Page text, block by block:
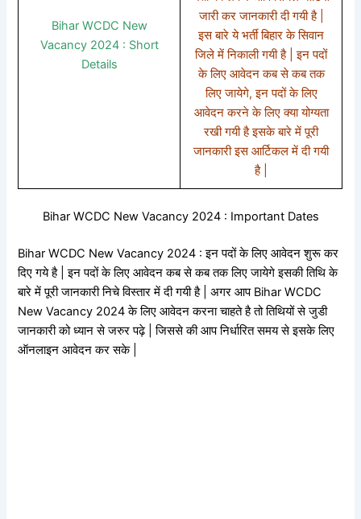
Bihar WCDC New
Vacancy 2024 : Short
Details
जारी कर जानकारी दी गयी है |
इस बारे ये भर्ती बिहार के सिवान
जिले में निकाली गयी है | इन पदों
के लिए आवेदन कब से कब तक
लिए जायेगे, इन पदों के लिए
आवेदन करने के लिए क्या योग्यता
रखी गयी है इसके बारे में पूरी
जानकारी इस आर्टिकल में दी गयी
है |
Bihar WCDC New Vacancy 2024 : Important Dates
Bihar WCDC New Vacancy 2024 : इन पदों के लिए आवेदन शुरू कर
दिए गये है | इन पदों के लिए आवेदन कब से कब तक लिए जायेगे इसकी तिथि के
बारे में पूरी जानकारी निचे विस्तार में दी गयी है | अगर आप Bihar WCDC
New Vacancy 2024 के लिए आवेदन करना चाहते है तो तिथियों से जुडी
जानकारी को ध्यान से जरुर पढ़े | जिससे की आप निर्धारित समय से इसके लिए
ऑनलाइन आवेदन कर सके |